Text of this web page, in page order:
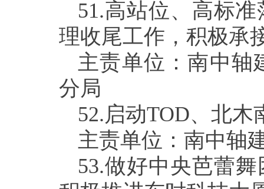
51.高站位、高标
理收尾工作，积极承
主责单位：南中轴
分局
52.启动TOD、北木
主责单位：南中轴
53.做好中央芭蕾